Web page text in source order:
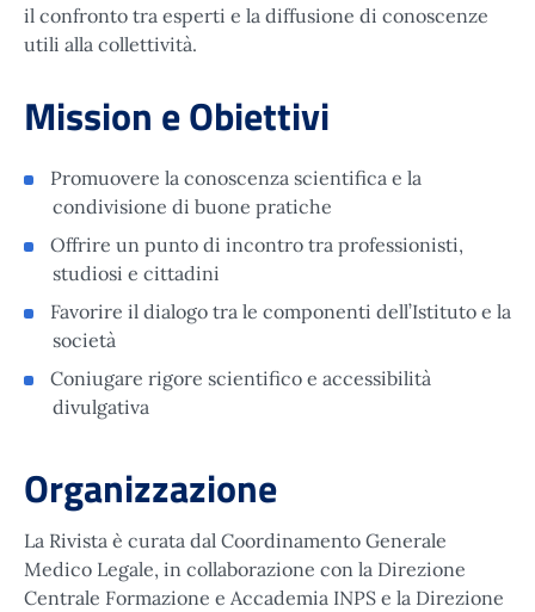
il confronto tra esperti e la diffusione di conoscenze
utili alla collettività.
Mission e Obiettivi
Promuovere la conoscenza scientifica e la
condivisione di buone pratiche
Offrire un punto di incontro tra professionisti,
studiosi e cittadini
Favorire il dialogo tra le componenti dell’Istituto e la
società
Coniugare rigore scientifico e accessibilità
divulgativa
Organizzazione
La Rivista è curata dal Coordinamento Generale
Medico Legale, in collaborazione con la Direzione
Centrale Formazione e Accademia INPS e la Direzione